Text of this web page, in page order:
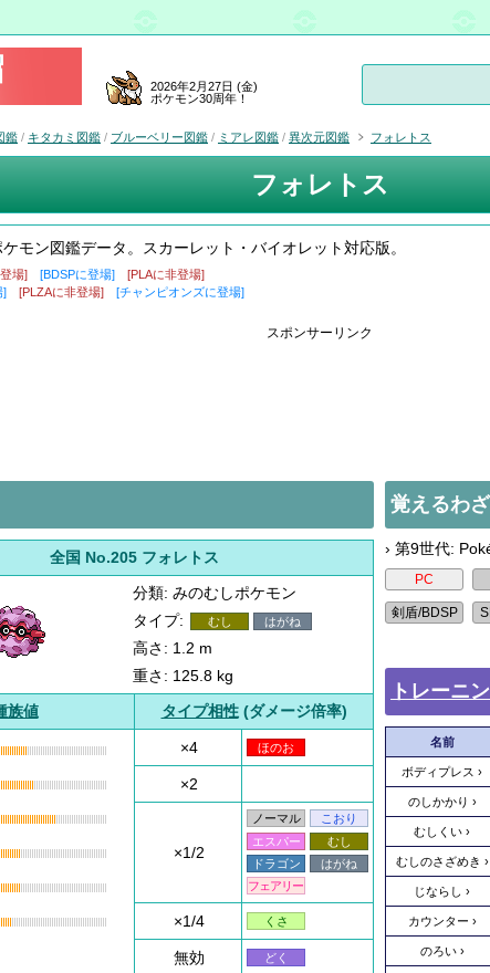
フォレトス
モン図鑑データ。スカーレット・バイオレット対応版。
場] [BDSPに登場]
[PLAに非登場]
] [PLZAに非登場] [チャンピオンズに登場]
スポンサーリンク
全国 No.205 フォレトス
分類: みのむしポケモン
タイプ:
むし はがね
高さ: 1.2 m
重さ: 125.8 kg
族値
タイプ相性(ダメージ倍率)
×4 ほのお
×2
×1/2
ノーマル
こおり
エスパー
むし
ドラゴン
はがね
フェアリー
×1/4 くさ
無効 どく
覚えるわざ
› 第9世代:
トレーニ
名前
ボディプレス
のしかかり
むしくい
むしのさざめき
じならし
カウンター
のろい
2026年2月27日 (金)
ポケモン30周年！
鑑 / キタカミ図鑑 / ブルーベリー図鑑 / ミアレ図鑑 / 異次元図鑑 フォレトス